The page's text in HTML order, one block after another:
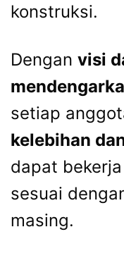
konstruksi.
Dengan visi
setiap
kelebihan
dapat
sesuai
masing.